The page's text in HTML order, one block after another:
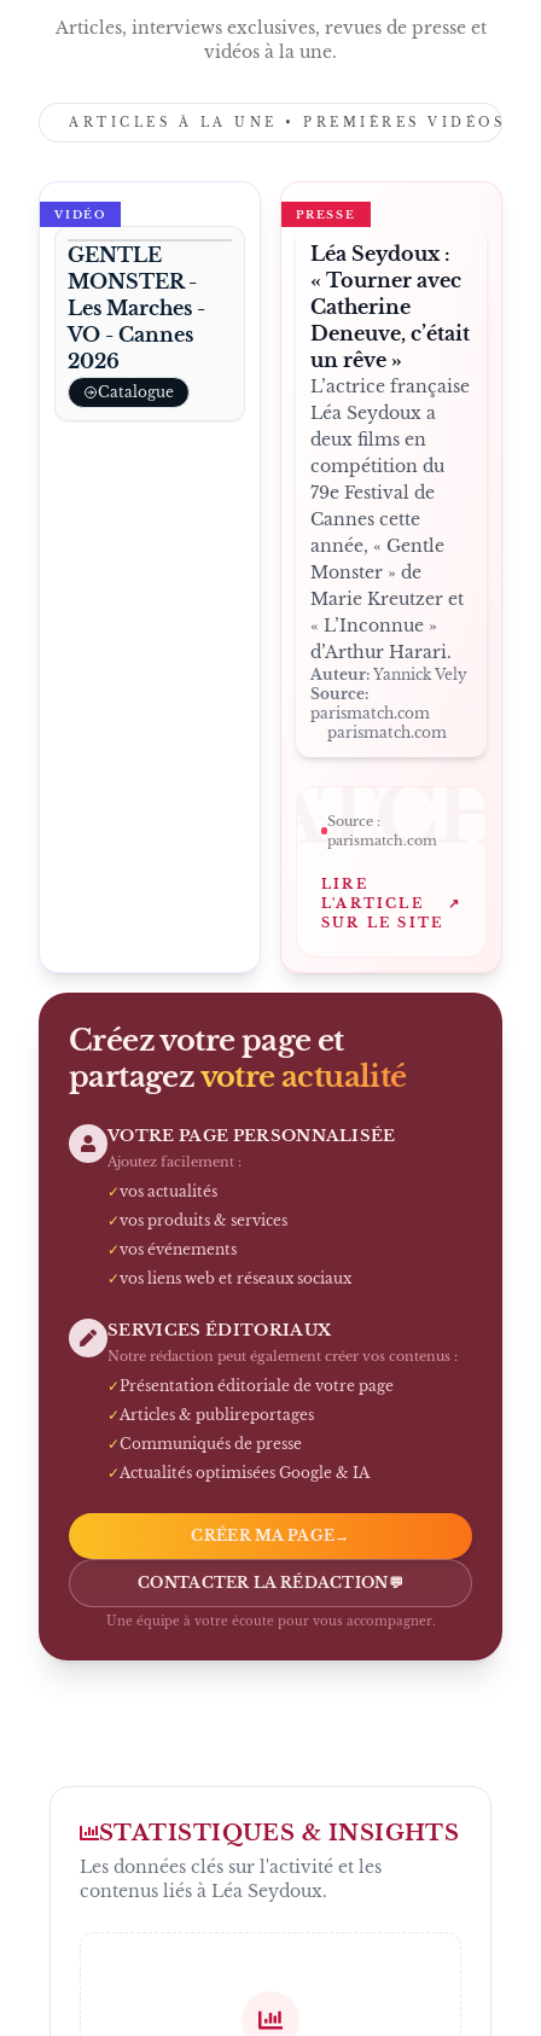
Articles, interviews exclusives, revues de presse et
vidéos à la une.
ARTICLES À LA UNE • PREMIÈRES VIDÉOS •
VIDÉO
GENTLE
MONSTER -
Les Marches -
VO - Cannes
2026
Catalogue
PRESSE
Léa Seydoux :
« Tourner avec
Catherine
Deneuve, c’était
un rêve »
L’actrice française
Léa Seydoux a
deux films en
compétition du
79e Festival de
Cannes cette
année, « Gentle
Monster » de
Marie Kreutzer et
« L’Inconnue »
d’Arthur Harari.
Auteur: Yannick Vely
Source:
parismatch.com
parismatch.com
Source :
parismatch.com
LIRE
L'ARTICLE
SUR LE SITE
↗
Créez votre page et
partagezvotre actualité
VOTRE PAGE PERSONNALISÉE
Ajoutez facilement :
✓vos actualités
✓vos produits & services
✓vos événements
✓vos liens web et réseaux sociaux
SERVICES ÉDITORIAUX
Notre rédaction peut également créer vos contenus :
✓Présentation éditoriale de votre page
✓ Articles & publireportages
✓Communiqués de presse
✓ Actualités optimisées Google & IA
CRÉER MA PAGE→
CONTACTER LA RÉDACTION💬
Une équipe à votre écoute pour vous accompagner.
STATISTIQUES & INSIGHTS
Les données clés sur l'activité et les
contenus liés à Léa Seydoux.